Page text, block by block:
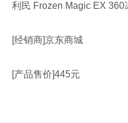
利民 Frozen Magic EX
[经销商]京东商城
[产品售价]445元